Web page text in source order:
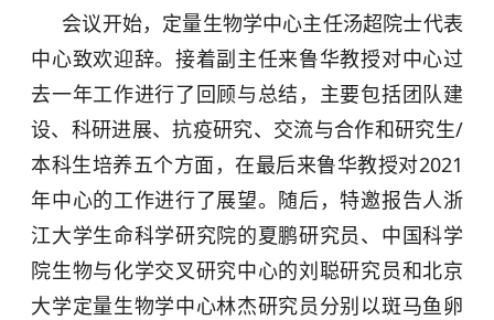
会议开始，定量生物学中心主任汤超院士代表
中心致欢迎辞。接着副主任来鲁华教授对中心过
去一年工作进行了回顾与总结，主要包括团队建
设、科研进展、抗疫研究、交流与合作和研究生/
本科生培养五个方面，在最后来鲁华教授对2021
年中心的工作进行了展望。随后，特邀报告人浙
江大学生命科学研究院的夏鹏研究员、中国科学
院生物与化学交叉研究中心的刘聪研究员和北京
大学定量生物学中心林杰研究员分别以斑马鱼卵